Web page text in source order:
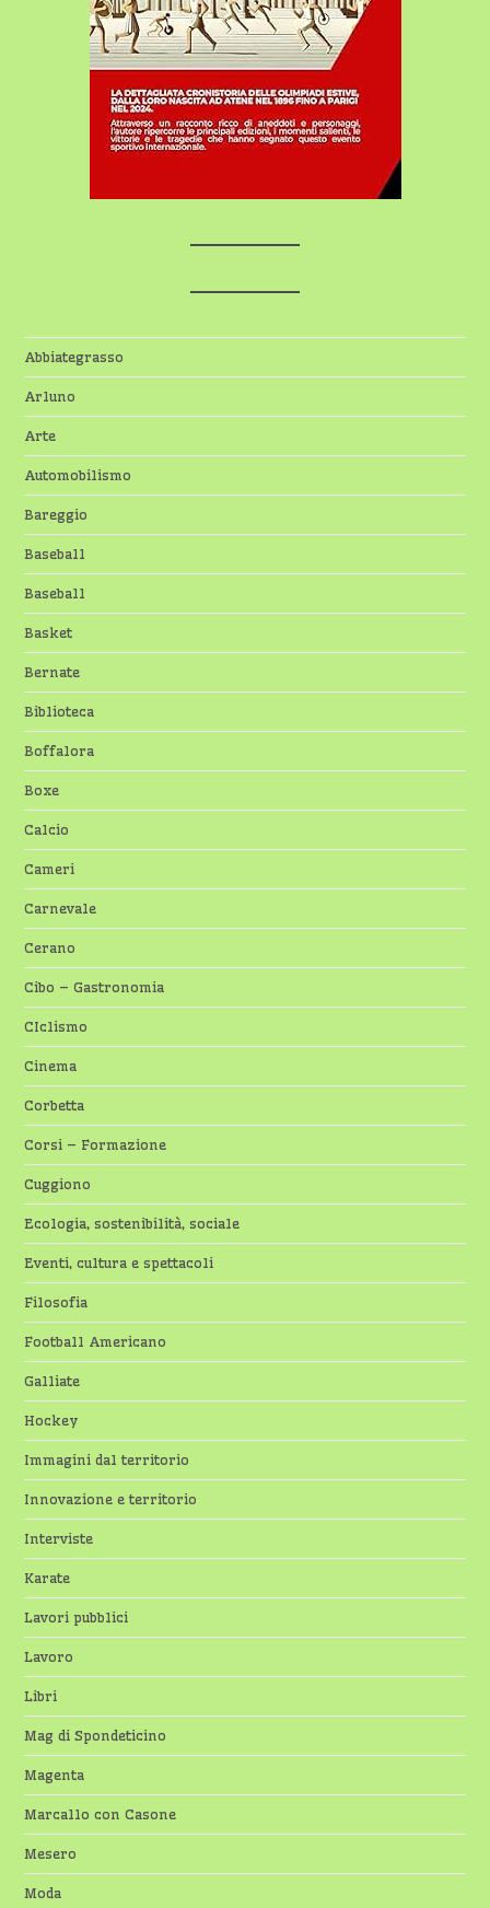
Abbiategrasso
Arluno
Arte
Automobilismo
Bareggio
Baseball
Baseball
Basket
Bernate
Biblioteca
Boffalora
Boxe
Calcio
Cameri
Carnevale
Cerano
Cibo – Gastronomia
CIclismo
Cinema
Corbetta
Corsi – Formazione
Cuggiono
Ecologia, sostenibilità, sociale
Eventi, cultura e spettacoli
Filosofia
Football Americano
Galliate
Hockey
Immagini dal territorio
Innovazione e territorio
Interviste
Karate
Lavori pubblici
Lavoro
Libri
Mag di Spondeticino
Magenta
Marcallo con Casone
Mesero
Moda